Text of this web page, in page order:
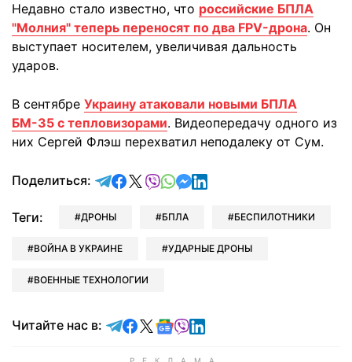
Недавно стало известно, что российские БПЛА
"Молния" теперь переносят по два FPV-дрона. Он
выступает носителем, увеличивая дальность
ударов.
В сентябре Украину атаковали новыми БПЛА
БМ-35 с тепловизорами. Видеопередачу одного из
них Сергей Флэш перехватил неподалеку от Сум.
Поделиться: отправить в Telegram
поделиться в Facebook
поделиться в X
отправить в Viber
отправить в Whatsapp
отправить в Messenger
отправить в LinkedIn
Теги: ДРОНЫ БПЛА БЕСПИЛОТНИКИ
ВОЙНА В УКРАИНЕ УДАРНЫЕ ДРОНЫ
ВОЕННЫЕ ТЕХНОЛОГИИ
Читайте нас в: Читайте в Telegram
Читайте в Facebook
Читайте в X
Читайте в Google news
Читайте в Viber
Читайте в LinkedIn